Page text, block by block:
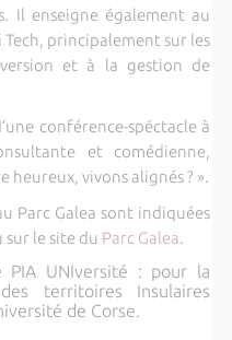
Il enseigne également au
Tech, principalement sur les
et à la gestion de
conférence-spéctacle à
et comédienne,
heureux, vivons alignés ? ».
Parc Galea sont indiquées
sur le site du Parc Galea.
PIA UNIversité : pour la
territoires Insulaires
de Corse.